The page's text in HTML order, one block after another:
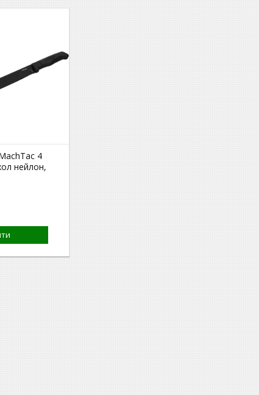
4
нейлон,